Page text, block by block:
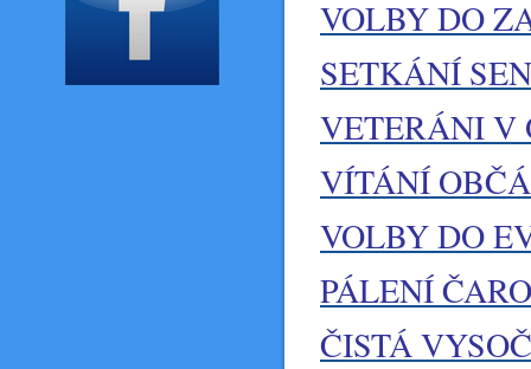
VOLBY DO
SETKÁNÍ
VETERÁNI V
VÍTÁNÍ
VOLBY DO
PÁLENÍ
ČISTÁ